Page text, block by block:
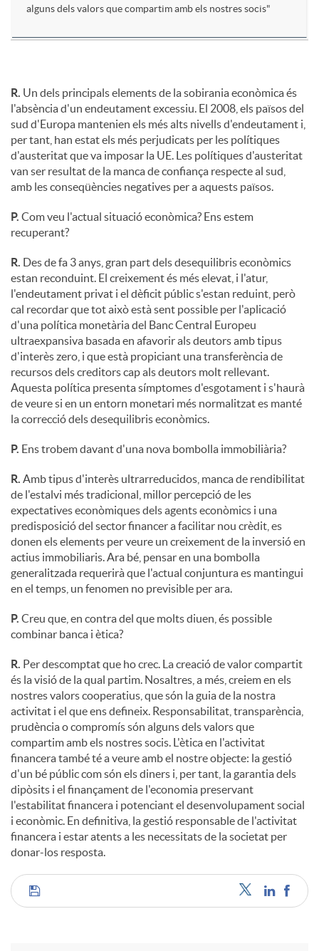
alguns dels valors que compartim amb els nostres socis"
R. Un dels principals elements de la sobirania econòmica és
l'absència d'un endeutament excessiu. El 2008, els països del
sud d'Europa mantenien els més alts nivells d'endeutament i,
per tant, han estat els més perjudicats per les polítiques
d'austeritat que va imposar la UE. Les polítiques d'austeritat
van ser resultat de la manca de confiança respecte al sud,
amb les conseqüències negatives per a aquests països.
P. Com veu l'actual situació econòmica? Ens estem
recuperant?
R. Des de fa 3 anys, gran part dels desequilibris econòmics
estan reconduint. El creixement és més elevat, i l'atur,
l'endeutament privat i el dèficit públic s'estan reduint, però
cal recordar que tot això està sent possible per l'aplicació
d'una política monetària del Banc Central Europeu
ultraexpansiva basada en afavorir als deutors amb tipus
d'interès zero, i que està propiciant una transferència de
recursos dels creditors cap als deutors molt rellevant.
Aquesta política presenta símptomes d'esgotament i s'haurà
de veure si en un entorn monetari més normalitzat es manté
la correcció dels desequilibris econòmics.
P. Ens trobem davant d'una nova bombolla immobiliària?
R. Amb tipus d'interès ultrarreducidos, manca de rendibilitat
de l'estalvi més tradicional, millor percepció de les
expectatives econòmiques dels agents econòmics i una
predisposició del sector financer a facilitar nou crèdit, es
donen els elements per veure un creixement de la inversió en
actius immobiliaris. Ara bé, pensar en una bombolla
generalitzada requerirà que l'actual conjuntura es mantingui
en el temps, un fenomen no previsible per ara.
P. Creu que, en contra del que molts diuen, és possible
combinar banca i ètica?
R. Per descomptat que ho crec. La creació de valor compartit
és la visió de la qual partim. Nosaltres, a més, creiem en els
nostres valors cooperatius, que són la guia de la nostra
activitat i el que ens defineix. Responsabilitat, transparència,
prudència o compromís són alguns dels valors que
compartim amb els nostres socis. L'ètica en l'activitat
financera també té a veure amb el nostre objecte: la gestió
d'un bé públic com són els diners i, per tant, la garantia dels
dipòsits i el finançament de l'economia preservant
l'estabilitat financera i potenciant el desenvolupament social
i econòmic. En definitiva, la gestió responsable de l'activitat
financera i estar atents a les necessitats de la societat per
donar-los resposta.
C